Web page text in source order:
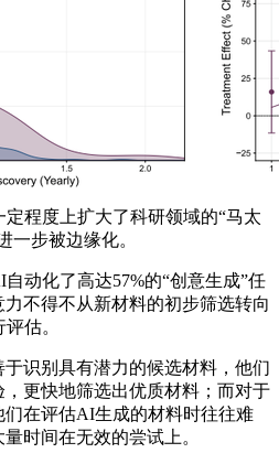
度上扩大了科研领域的“马太
一步被边缘化。
化了高达57%的“创意生成”任
不得不从新材料的初步筛选转向
估。
识别具有潜力的候选材料，他们
更快地筛选出优质材料；而对于
在评估AI生成的材料时往往难
时间在无效的尝试上。